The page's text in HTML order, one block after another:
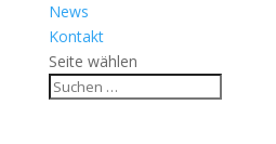
News
Kontakt
Seite wählen